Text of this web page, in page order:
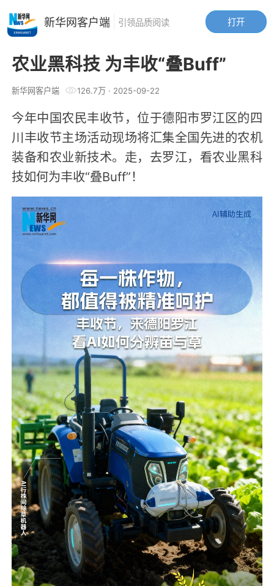
农业黑科技 为丰收“叠Buff”
新华网客户端 126.7万· 2025-09-22
今年中国农民丰收节，位于德阳市罗江区的四
川丰收节主场活动现场将汇集全国先进的农机
装备和农业新技术。走，去罗江，看农业黑科
技如何为丰收“叠Buff”！
打开
新华网客户端 引领品质阅读